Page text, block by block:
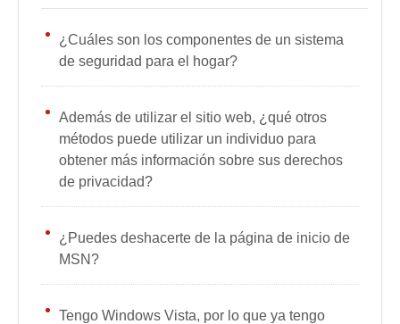
¿Cuáles son los componentes de un sistema
de seguridad para el hogar?
Además de utilizar el sitio web, ¿qué otros
métodos puede utilizar un individuo para
obtener más información sobre sus derechos
de privacidad?
¿Puedes deshacerte de la página de inicio de
MSN?
Tengo Windows Vista, por lo que ya tengo